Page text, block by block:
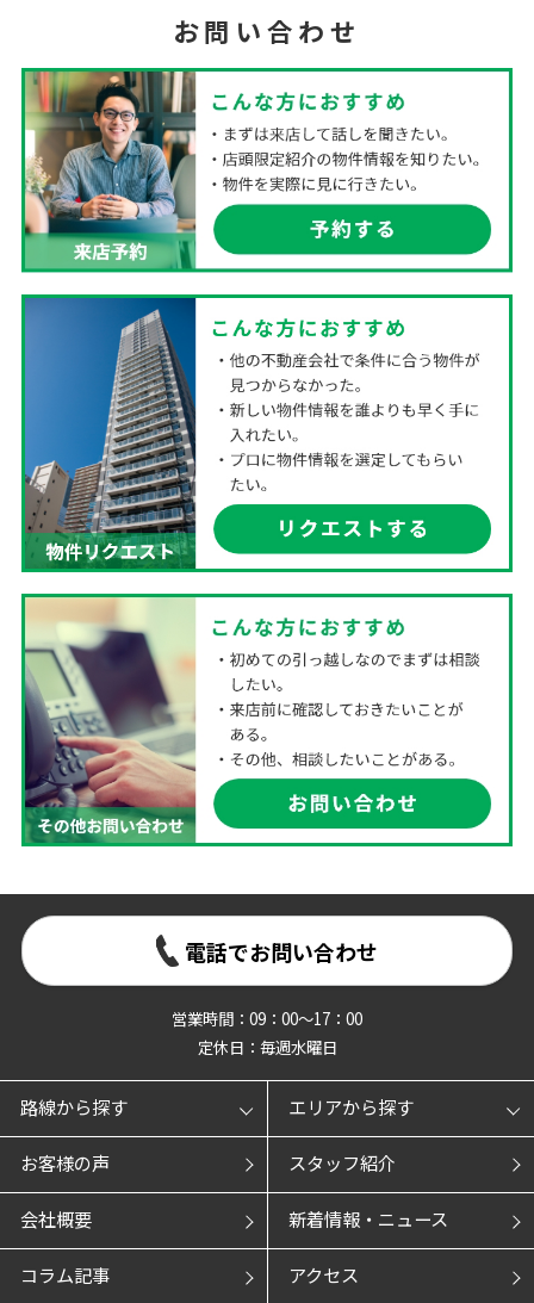
お問い合わせ
電話でお問い合わせ
営業時間：09：00～17：00
定休日：毎週水曜日
路線から探す エリアから探す
お客様の声 スタッフ紹介
会社概要 新着情報・ニュース
コラム記事 アクセス